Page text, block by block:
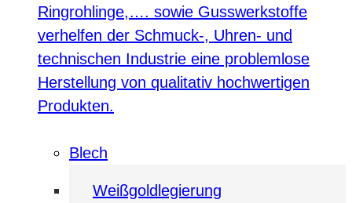
Ringrohlinge,…. sowie Gusswerkstoffe
verhelfen der Schmuck-, Uhren- und
technischen Industrie eine problemlose
Herstellung von qualitativ hochwertigen
Produkten.
Blech
Weißgoldlegierung